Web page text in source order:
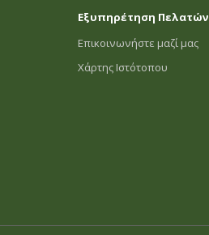
Εξυπηρέτηση Πελατών
Επικοινωνήστε μαζί μας
Χάρτης Ιστότοπου